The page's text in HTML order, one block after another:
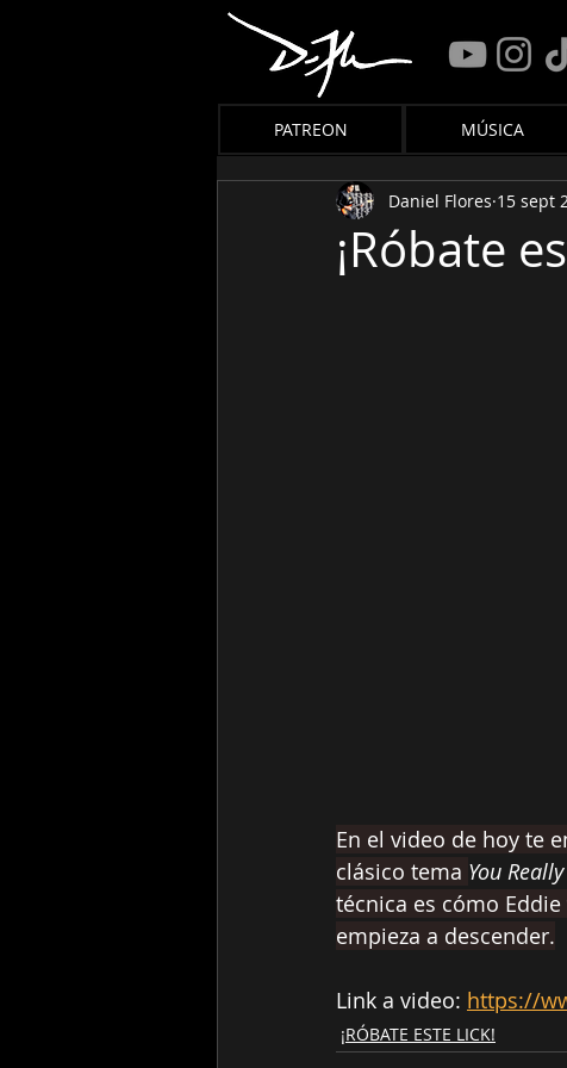
PATREON MÚSICA
¡Róbate
Daniel Flores 15 sept
En el video de hoy te
clásico tema You
técnica es cómo
empieza a descender.
Link a video: https://
¡RÓBATE ESTE LICK!